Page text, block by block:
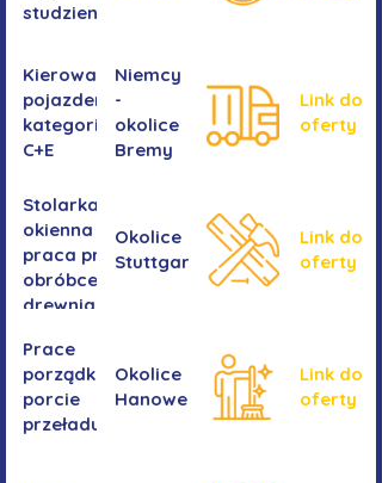
studzienek
Kierowanie
pojazdem
kategorii
C+E
Niemcy
-
okolice
Bremy
Link do
oferty
Stolarka
okienna -
praca przy
obróbce
drewnianych
okiennych
Okolice
Stuttgartu
Link do
oferty
Prace
porządkowe w
porcie
przeładunkowym
Okolice
Hanoweru
Link do
oferty